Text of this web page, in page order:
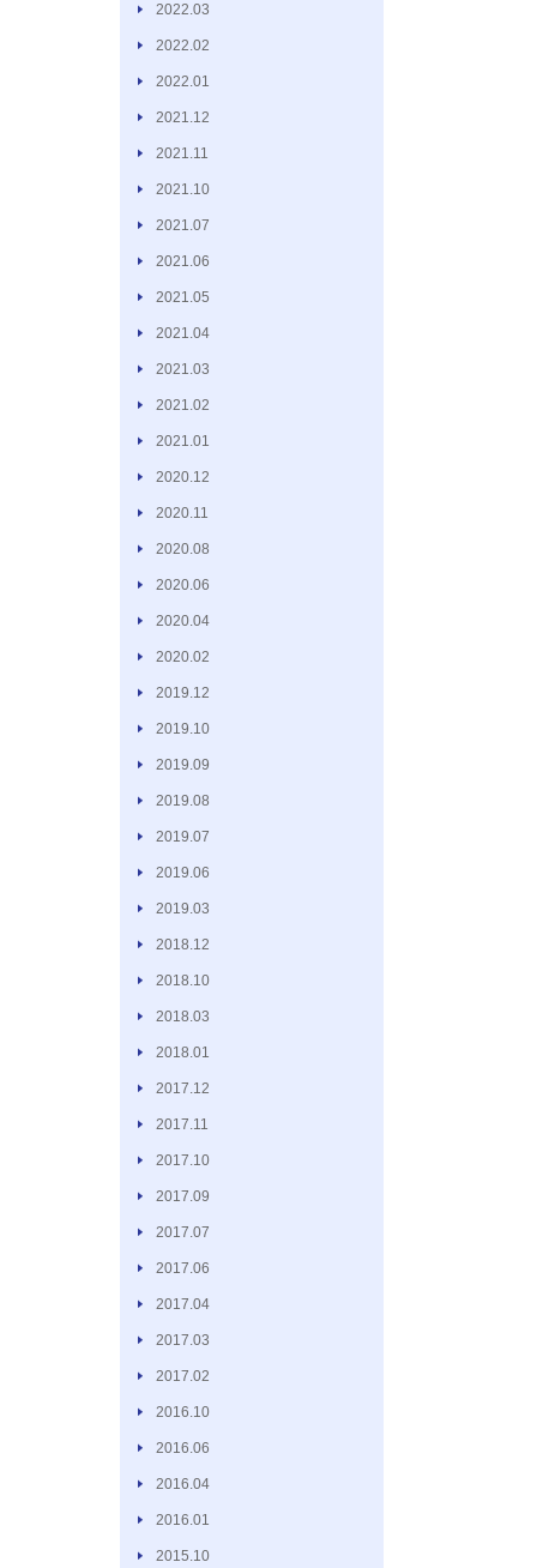
2022.03
2022.02
2022.01
2021.12
2021.11
2021.10
2021.07
2021.06
2021.05
2021.04
2021.03
2021.02
2021.01
2020.12
2020.11
2020.08
2020.06
2020.04
2020.02
2019.12
2019.10
2019.09
2019.08
2019.07
2019.06
2019.03
2018.12
2018.10
2018.03
2018.01
2017.12
2017.11
2017.10
2017.09
2017.07
2017.06
2017.04
2017.03
2017.02
2016.10
2016.06
2016.04
2016.01
2015.10